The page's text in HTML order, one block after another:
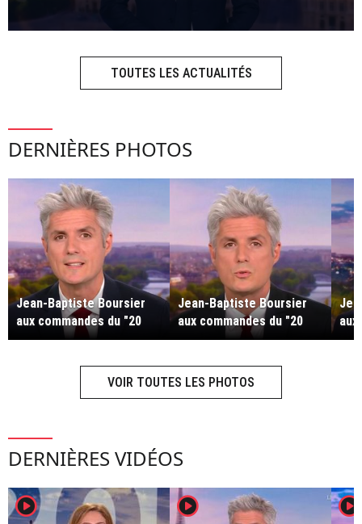
TOUTES LES ACTUALITÉS
DERNIÈRES PHOTOS
Jean-Baptiste Boursier
aux commandes du "20
Heures" de TF1.
Jean-Baptiste Boursier
aux commandes du "20
Heures" de TF1.
VOIR TOUTES LES PHOTOS
DERNIÈRES VIDÉOS
player2 player2 player2